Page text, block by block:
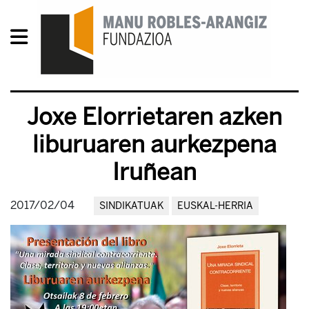
Joxe Elorrietaren azken
liburuaren aurkezpena
Iruñean
2017/02/04 SINDIKATUAK EUSKAL-HERRIA